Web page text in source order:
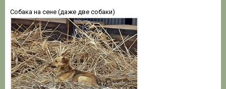
Собака на сене (даже две собаки)